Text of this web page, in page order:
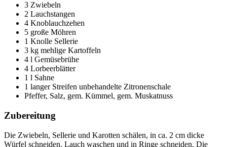
3 Zwiebeln
2 Lauchstangen
4 Knoblauchzehen
5 große Möhren
1 Knolle Sellerie
3 kg mehlige Kartoffeln
4 l Gemüsebrühe
4 Lorbeerblätter
1 l Sahne
1 langer Streifen unbehandelte Zitronenschale
Pfeffer, Salz, gem. Kümmel, gem. Muskatnuss
Zubereitung
Die Zwiebeln, Sellerie und Karotten schälen, in ca. 2 cm dicke
Würfel schneiden. Lauch waschen und in Ringe schneiden. Die